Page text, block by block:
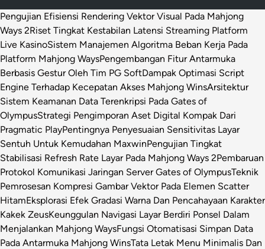
Pengujian Efisiensi Rendering Vektor Visual Pada Mahjong
Ways 2Riset Tingkat Kestabilan Latensi Streaming Platform
Live KasinoSistem Manajemen Algoritma Beban Kerja Pada
Platform Mahjong WaysPengembangan Fitur Antarmuka
Berbasis Gestur Oleh Tim PG SoftDampak Optimasi Script
Engine Terhadap Kecepatan Akses Mahjong WinsArsitektur
Sistem Keamanan Data Terenkripsi Pada Gates of
OlympusStrategi Pengimporan Aset Digital Kompak Dari
Pragmatic PlayPentingnya Penyesuaian Sensitivitas Layar
Sentuh Untuk Kemudahan MaxwinPengujian Tingkat
Stabilisasi Refresh Rate Layar Pada Mahjong Ways 2Pembaruan
Protokol Komunikasi Jaringan Server Gates of OlympusTeknik
Pemrosesan Kompresi Gambar Vektor Pada Elemen Scatter
HitamEksplorasi Efek Gradasi Warna Dan Pencahayaan Karakter
Kakek ZeusKeunggulan Navigasi Layar Berdiri Ponsel Dalam
Menjalankan Mahjong WaysFungsi Otomatisasi Simpan Data
Pada Antarmuka Mahjong WinsTata Letak Menu Minimalis Dan